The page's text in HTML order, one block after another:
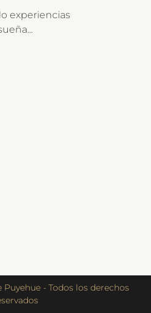
experiencias
- Todos los derechos